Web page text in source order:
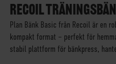
THE
BEGINNING
OF
THE
IMAGES
RECOIL
Plan Bänk Basic från Recoil är en
kompakt format – perfekt för
stabil plattform för bänkpress,